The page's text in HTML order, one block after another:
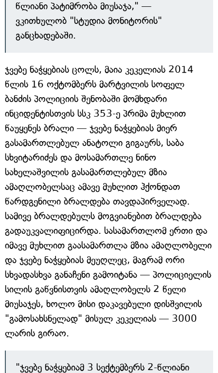
წლიანი პატიმრობა მიუსაჯა," —
ვკითხულობ "სტუდია მონიტორის"
განცხადებაში.
ჯვებე ნაჭყებიას ცოლს, მაია კეკელიას 2014
წლის 16 ოქტომბერს მარტვილის სოფელ
ბანძის პოლიციის შენობაში მომხდარი
ინციდენტისთვის სსკ 353-ე პრიმა მუხლით
წაუყენეს ბრალი — ჯვებე ნაჭყებიას მიერ
გასამართლებულ ანატოლი გიგაურს, საბა
სხვიტარიძეს და მოსამართლე ნინო
სახელაშვილის გასამართლებულ მზია
ამაღლობელსაც ამავე მუხლით ჰქონდათ
წარდგენილი ბრალდება თავდაპირველად.
სამივე ბრალდებულს მოგვიანებით ბრალდება
გადაუკვალიფიცირდა. სასამართლომ ერთი და
იმავე მუხლით გაასამართლა მზია ამაღლობელი
და ჯვებე ნაჭყებიას მეუღლეც, მაგრამ ორი
სხვადასხვა განაჩენი გამოიტანა — პოლიციელის
სილის გაწვნისთვის ამაღლობელს 2 წელი
მიუსაჯეს, ხოლო მისი დაკავებული დისშვილის
"გამოსახსნელად" მისულ კეკელიას — 3000
ლარის გირაო.
"ჯვებე ნაჭყებიამ 3 სექტემბერს 2-წლიანი